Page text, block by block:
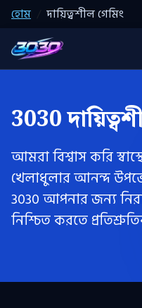
হোম দায়িত্বশীল গেমিং
3030
আমরা বিশ্বাস করি
খেলাধুলার আনন্দ
3030 আপনার জন্য
নিশ্চিত করতে